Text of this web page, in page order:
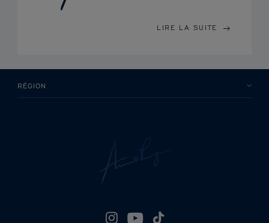
LIRE LA SUITE
RÉGION